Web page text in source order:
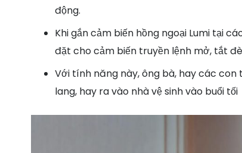
động.
Khi gắn cảm biến hồng ngoại Lumi tại
đặt cho cảm biến truyền lệnh mở, tắt
Với tính năng này, ông bà, hay các
lang, hay ra vào nhà vệ sinh vào buổi tối